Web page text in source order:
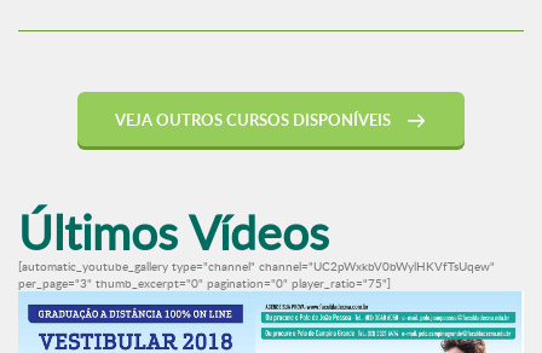
VEJA OUTROS CURSOS DISPONÍVEIS
Últimos Vídeos
[automatic_youtube_gallery type="channel" channel="UC2pWxkbV0bWylHKVfTsUqew"
per_page="3" thumb_excerpt="0" pagination="0" player_ratio="75"]